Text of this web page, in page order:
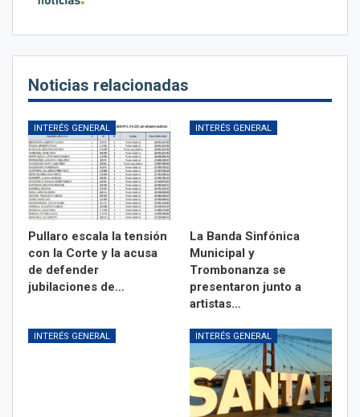
Noticias relacionadas
INTERÉS GENERAL
Pullaro escala la tensión
con la Corte y la acusa
de defender
jubilaciones de…
INTERÉS GENERAL
La Banda Sinfónica
Municipal y
Trombonanza se
presentaron junto a
artistas…
INTERÉS GENERAL INTERÉS GENERAL